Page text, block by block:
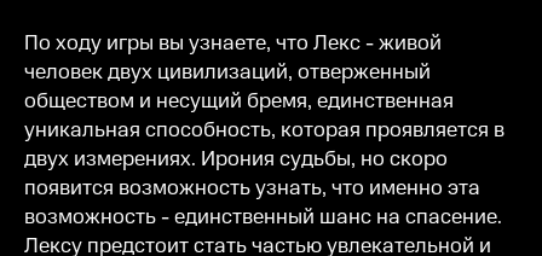
По ходу игры вы узнаете, что Лекс - живой
человек двух цивилизаций, отверженный
обществом и несущий бремя, единственная
уникальная способность, которая проявляется в
двух измерениях. Ирония судьбы, но скоро
появится возможность узнать, что именно эта
возможность - единственный шанс на спасение.
Лексу предстоит стать частью увлекательной и